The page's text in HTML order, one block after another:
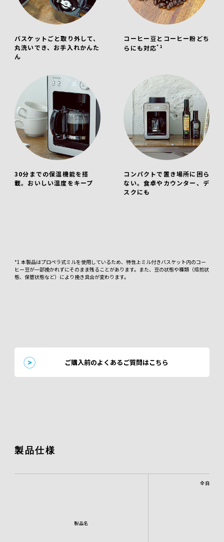
バスケットごと取り外して、
丸洗いでき、お手入れかんた
ん
コーヒー豆とコーヒー粉どち
らにも対応*1
30分までの保温機能を搭
載。おいしい温度をキープ
コンパクトで置き場所に困ら
ない。食卓やカウンター、デ
スクにも
*1 本製品はプロペラ式ミルを使用しているため、特性上ミル付きバスケット内のコー
ヒー豆が一部挽かれずにそのまま残ることがあります。また、豆の状態や種類（焙煎状
態、保管状態など）により挽き具合が変わります。
ご購入前のよくあるご質問はこちら
製品仕様
製品名
全自動コ